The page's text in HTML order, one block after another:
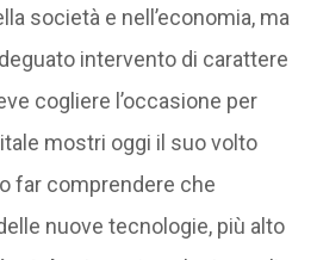
società e nell’economia, ma
intervento di carattere
cogliere l’occasione per
mostri oggi il suo volto
far comprendere che
nuove tecnologie, più alto